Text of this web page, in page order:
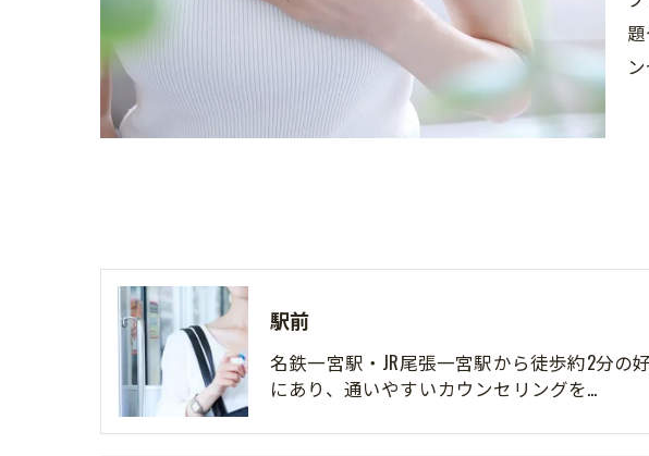
駅前
名鉄一宮駅・JR尾張一宮駅から徒歩約2分の
にあり、通いやすいカウンセリングを…